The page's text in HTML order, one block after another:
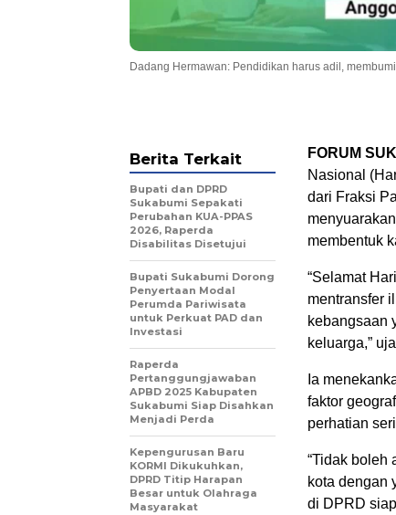
Dadang Hermawan: Pendidikan harus adil,
FORUM
Nasional
dari Fraksi
membentuk
“Selamat
mentransfer
kebangsaan
keluarga,”
Ia
faktor
perhatian
“Tidak boleh
kota dengan
di DPRD
Berita Terkait
Bupati dan DPRD
Sukabumi Sepakati
Perubahan KUA-PPAS
2026, Raperda
Disabilitas Disetujui
Bupati Sukabumi Dorong
Penyertaan Modal
Perumda Pariwisata
untuk Perkuat PAD dan
Investasi
Raperda
Pertanggungjawaban
APBD 2025 Kabupaten
Sukabumi Siap Disahkan
Menjadi Perda
Kepengurusan Baru
KORMI Dikukuhkan,
DPRD Titip Harapan
Besar untuk Olahraga
Masyarakat